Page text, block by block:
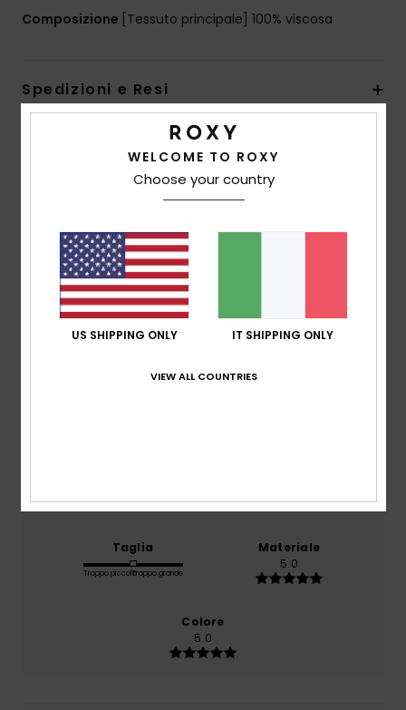
Composizione [Tessuto principale] 100% viscosa
Spedizioni e Resi
Recensioni dei clienti
Punteggio medio
5.0
basato su1 recensioni verificatedal giugno 2026
Taglia
Troppo piccoloTroppo grande
Materiale
5.0
Colore
5.0
WELCOME TO ROXY
Choose your country
US SHIPPING ONLY IT SHIPPING ONLY
VIEW ALL COUNTRIES